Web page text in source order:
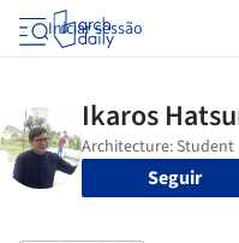
Iniciar sessão
Seguir